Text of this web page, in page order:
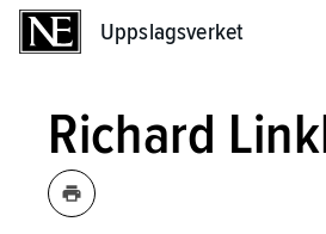
Uppslagsverket
Richard